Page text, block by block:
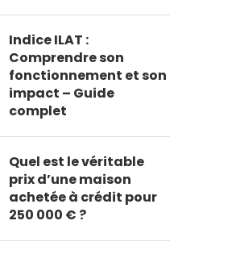
Indice ILAT :
Comprendre son
fonctionnement et son
impact – Guide
complet
Quel est le véritable
prix d’une maison
achetée à crédit pour
250 000 € ?